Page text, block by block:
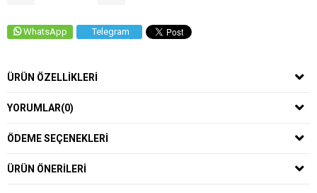
WhatsApp Telegram
ÜRÜN ÖZELLIKLERI
YORUMLAR(0)
ÖDEME SEÇENEKLERI
ÜRÜN ÖNERILERI